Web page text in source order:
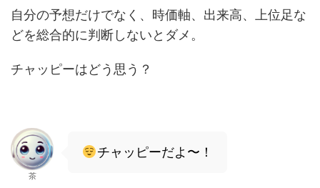
自分の予想だけでなく、時価軸、出来高、上位足な
どを総合的に判断しないとダメ。
チャッピーはどう思う？
茶
チャッピーだよ〜！